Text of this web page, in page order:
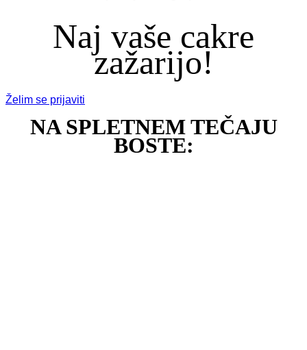
Naj vaše cakre
zažarijo!
Želim se prijaviti
NA SPLETNEM TEČAJU
BOSTE: